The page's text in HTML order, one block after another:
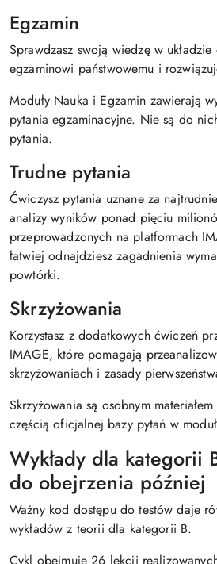
Egzamin
Sprawdzasz swoją wiedzę w
egzaminowi państwowemu i
Moduły Nauka i Egzamin zawierają
pytania egzaminacyjne. Nie są do
pytania.
Trudne pytania
Ćwiczysz pytania uznane za
analizy wyników ponad pięciu
przeprowadzonych na platformach
łatwiej odnajdziesz zagadnienia
powtórki.
Skrzyżowania
Korzystasz z dodatkowych ćwiczeń
IMAGE, które pomagają
skrzyżowaniach i zasady
Skrzyżowania są osobnym
częścią oficjalnej bazy pytań w
Wykłady dla kategorii
do obejrzenia później
Ważny kod dostępu do testów daje
wykładów z teorii dla kategorii B.